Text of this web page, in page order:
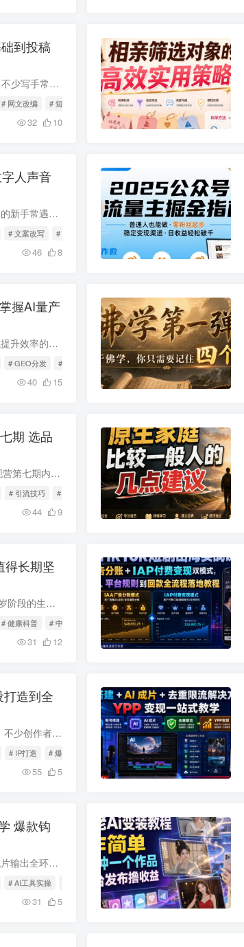
到投稿
当前短剧剧本投稿接单赛道需求旺盛，不少写手常遭遇剧本格式不规范、AI创作效率低、投稿过稿难、剧情把控不到位、网文改编无方法等痛点。本套全阶课程覆盖从入门到投稿全流程内容，配套海量模板...
# 网文改编 # 短剧写作
32 10
人声音
想做AI口播、数字人短视频、无人直播的新手常遇形象克隆失真、声音克隆机械、文案处理效率低、软件配置不熟等痛点。本次全套口播智能体实战课面向零基础用户，覆盖设备检测、软件配置、文案改写...
# 文案改写 # AI口播
46 8
握AI量产
当前AI技术飞速发展，已成为营销领域提升效率的核心工具。本次分享的《AI内容+GEO实战白皮书》整合了一线实操经验，分四大章节覆盖决策层、管理层、执行层不同岗位需求，可帮助从业者快速掌握AI...
# GEO分发 # 营销SOP
40 15
期 选品
本课程为小红书虚拟产品14天实战变现营第七期内容，面向想依托小红书做轻资产虚拟产品变现的普通人打造，以AI为核心生产力，覆盖选品、原创差异化虚拟产品、内容引流、多渠道成交全链路玩法，配...
# 引流技巧 # AI变现
44 9
得长期坚
中年是健康管理的关键窗口期，40-60岁阶段的生活习惯会直接影响后续的衰老轨迹，心血管疾病、糖尿病、失智症等多种老年慢性病的诱因往往在中年埋下。本文结合专业研究整理了9个有助于延长寿命的...
# 健康科普 # 中年健康
31 12
造到全
2026年短视频流量进入存量竞争阶段，不少创作者面临人设模糊变现难、不懂平台规则涨粉慢、内容无爆款等痛点。这套超级IP变现训练营覆盖认知破局、人设搭建、爆款内容制作、投流运营、全域变现等...
# IP打造 # 爆款内容
55 5
爆款钩
本套AI漫剧实战课覆盖从文案创作到成片输出全环节，包含13种爆款文案钩子写法、人物场景一致性生成、多模型出图出视频等核心技能，还配套声音克隆、批量修音配字幕、抖音付费上传及变现策略等实...
# AI工具实操 # AI漫剧制作
31 5